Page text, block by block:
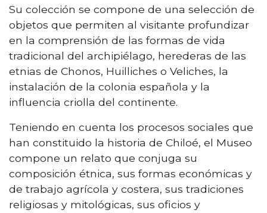
Su colección se compone de una selección de
objetos que permiten al visitante profundizar
en la comprensión de las formas de vida
tradicional del archipiélago, herederas de las
etnias de Chonos, Huilliches o Veliches, la
instalación de la colonia española y la
influencia criolla del continente.
Teniendo en cuenta los procesos sociales que
han constituido la historia de Chiloé, el Museo
compone un relato que conjuga su
composición étnica, sus formas económicas y
de trabajo agrícola y costera, sus tradiciones
religiosas y mitológicas, sus oficios y